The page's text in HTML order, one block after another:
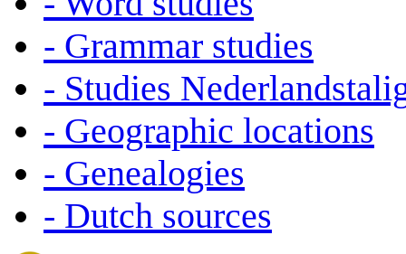
- Grammar studies
- Studies
- Geographic locations
- Genealogies
- Dutch sources